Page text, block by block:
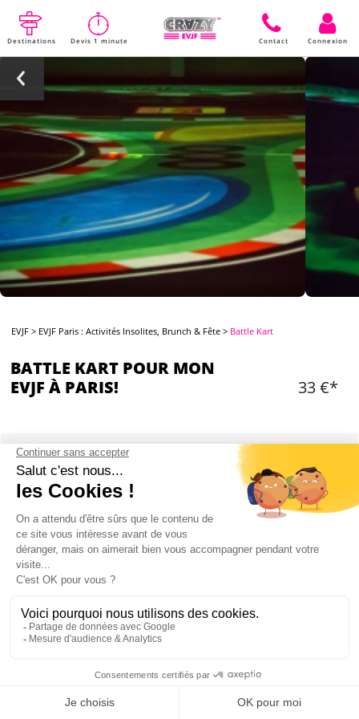
Destinations Devis 1 minute Contact Connexion
EVJF > EVJF Paris : Activités Insolites, Brunch & Fête > Battle Kart
BATTLE KART POUR MON
EVJF À PARIS!
33 €*
CONTENU
Session de Battle Kart
La piste n'est pas privatisée (possibilité de
Un mélange entre karting électrique, un jeu
vidéo et la réalité augmentée
Différents circuits
Course de 15 minutes
Mon EVJF à Paris